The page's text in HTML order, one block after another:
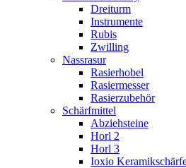
Dreiturm
Instrumente
Rubis
Zwilling
Nassrasur
Rasierhobel
Rasiermesser
Rasierzubehör
Schärfmittel
Abziehsteine
Horl 2
Horl 3
Ioxio